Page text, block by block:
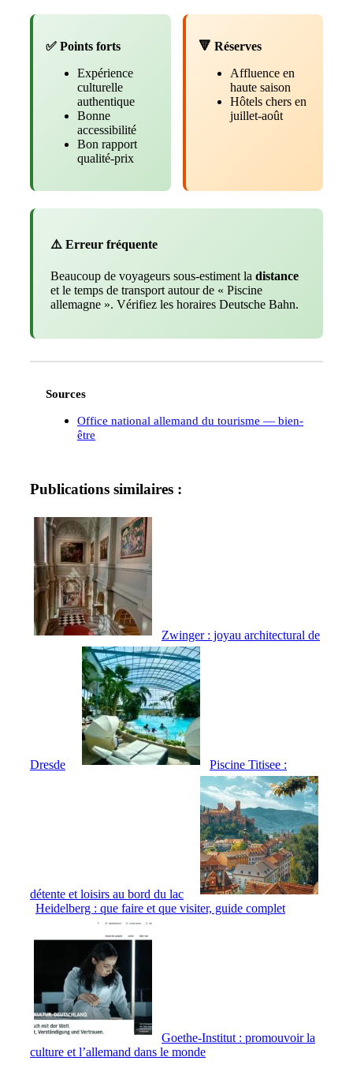
✅ Points forts
Expérience
culturelle
authentique
Bonne
accessibilité
Bon rapport
qualité-prix
🔻 Réserves
Affluence en
haute saison
Hôtels chers en
juillet-août
⚠️ Erreur fréquente
Beaucoup de voyageurs sous-estiment la distance
et le temps de transport autour de « Piscine
allemagne ». Vérifiez les horaires Deutsche Bahn.
Sources
Office national allemand du tourisme — bien-
être
Publications similaires :
Zwinger : joyau architectural de
Dresde Piscine Titisee :
détente et loisirs au bord du lac
Heidelberg : que faire et que visiter, guide complet
Goethe‑Institut : promouvoir la
culture et l’allemand dans le monde